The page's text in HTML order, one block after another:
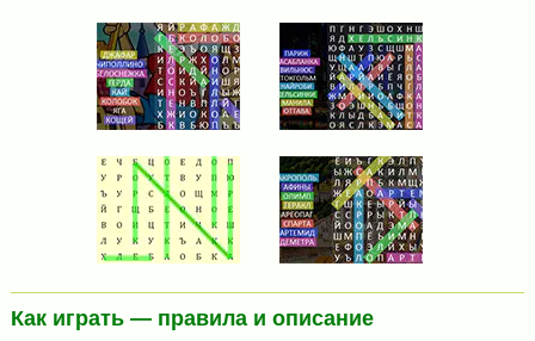
Как играть — правила и описание